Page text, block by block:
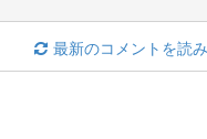
最新のコメントを読